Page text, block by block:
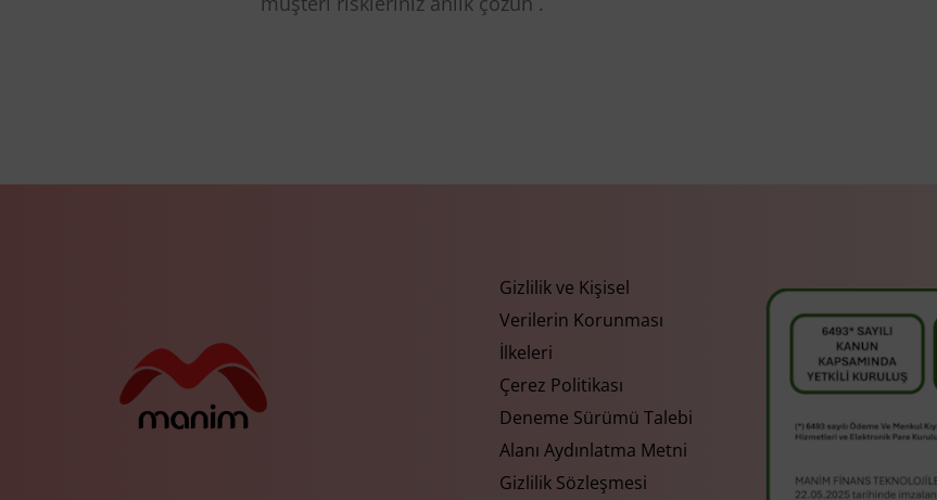
Gizlilik ve Kişisel
Verilerin Korunması
İlkeleri
Çerez Politikası
Deneme Sürümü Talebi
Alanı Aydınlatma Metni
Gizlilik Sözleşmesi